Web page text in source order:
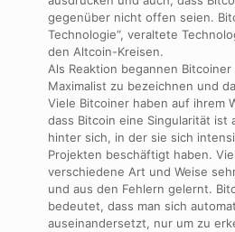
gegenüber nicht offen seien.
Technologie“, veraltete
den Altcoin-Kreisen.
Als Reaktion begannen
Maximalist zu bezeichnen und
Viele Bitcoiner haben auf ihrem
dass Bitcoin eine Singularität ist
hinter sich, in der sie sich
Projekten beschäftigt haben.
verschiedene Art und Weise
und aus den Fehlern gelernt.
bedeutet, dass man sich
auseinandersetzt, nur um zu